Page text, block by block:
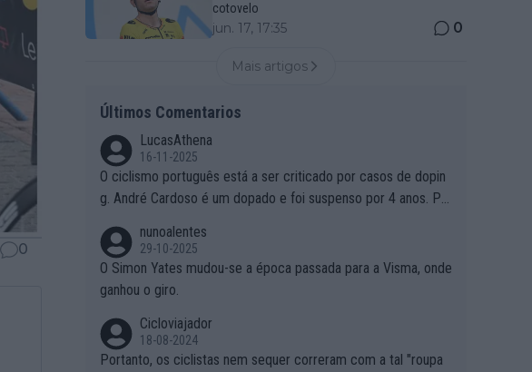
0
cotovelo
jun. 17, 17:35 0
Mais artigos
Últimos Comentarios
LucasAthena
16-11-2025
O ciclismo português está a ser criticado por casos de dopin
g. André Cardoso é um dopado e foi suspenso por 4 anos. Po
pado?
nunoalentes
29-10-2025
O Simon Yates mudou-se a época passada para a Visma, onde
ganhou o giro.
Cicloviajador
18-08-2024
Portanto, os ciclistas nem sequer correram com a tal "roupa